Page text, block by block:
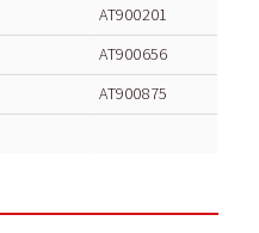
AT900201
AT900656
AT900875